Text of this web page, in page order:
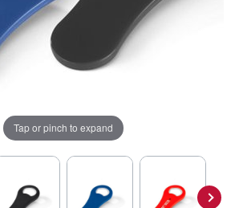
Tap or pinch to expand